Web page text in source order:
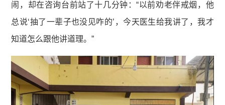
闹，却在咨询台前站了十几分钟：“以前劝老伴戒烟，他
总说‘抽了一辈子也没见咋的’，今天医生给我讲了，我才
知道怎么跟他讲道理。”